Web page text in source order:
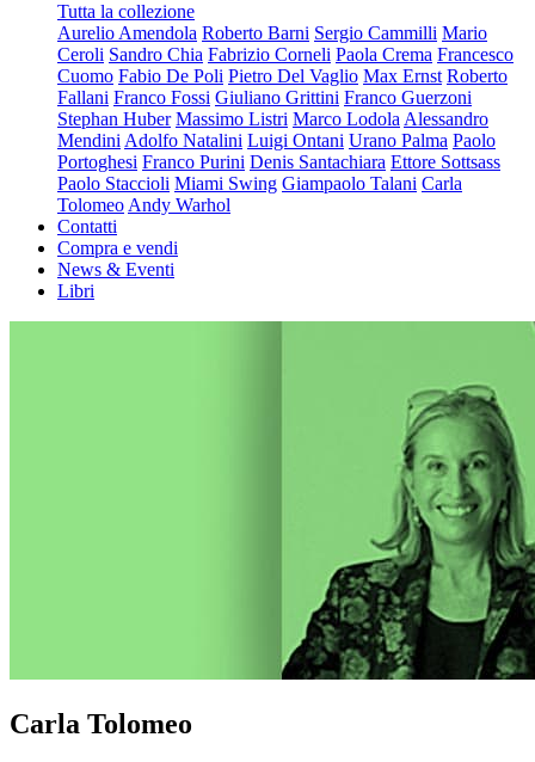
Tutta la collezione
Aurelio Amendola Roberto Barni Sergio Cammilli Mario
Ceroli Sandro Chia Fabrizio Corneli Paola Crema Francesco
Cuomo Fabio De Poli Pietro Del Vaglio Max Ernst Roberto
Fallani Franco Fossi Giuliano Grittini Franco Guerzoni
Stephan Huber Massimo Listri Marco Lodola Alessandro
Mendini Adolfo Natalini Luigi Ontani Urano Palma Paolo
Portoghesi Franco Purini Denis Santachiara Ettore Sottsass
Paolo Staccioli Miami Swing Giampaolo Talani Carla
Tolomeo Andy Warhol
Contatti
Compra e vendi
News & Eventi
Libri
Carla Tolomeo